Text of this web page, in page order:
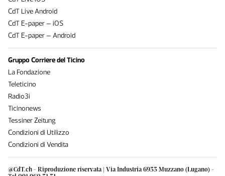
@CdT.ch - Riproduzione riservata | Via Industria 6933 Muzzano (Lugano) -
CdT Live Android
CdT E-paper – iOS
CdT E-paper – Android
Gruppo Corriere del Ticino
La Fondazione
Teleticino
Radio3i
Ticinonews
Tessiner Zeitung
Condizioni di Utilizzo
Condizioni di Vendita